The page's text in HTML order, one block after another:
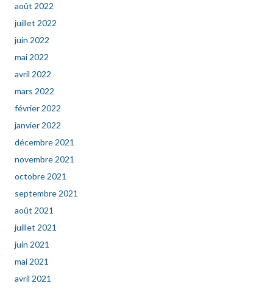
août 2022
juillet 2022
juin 2022
mai 2022
avril 2022
mars 2022
février 2022
janvier 2022
décembre 2021
novembre 2021
octobre 2021
septembre 2021
août 2021
juillet 2021
juin 2021
mai 2021
avril 2021